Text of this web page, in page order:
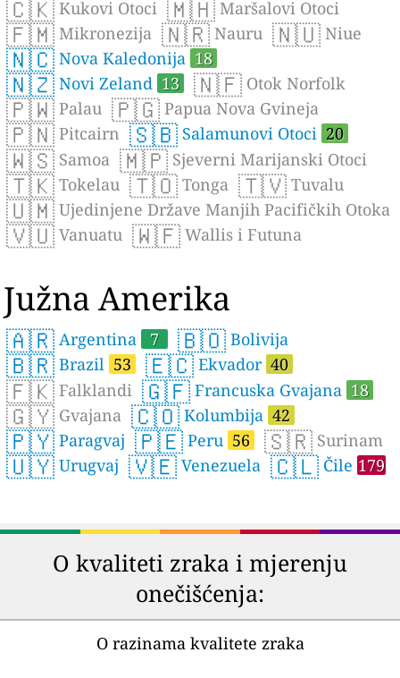
🇨🇰 Kukovi Otoci 🇲🇭 Maršalovi Otoci
🇫🇲 Mikronezija 🇳🇷 Nauru 🇳🇺 Niue
🇳🇨 Nova Kaledonija 18
🇳🇿 Novi Zeland 13 🇳🇫 Otok Norfolk
🇵🇼 Palau 🇵🇬 Papua Nova Gvineja
🇵🇳 Pitcairn 🇸🇧 Salamunovi Otoci 20
🇼🇸 Samoa 🇲🇵 Sjeverni Marijanski Otoci
🇹🇰 Tokelau 🇹🇴 Tonga 🇹🇻 Tuvalu
🇺🇲 Ujedinjene Države Manjih Pacifičkih Otoka
🇻🇺 Vanuatu 🇼🇫 Wallis i Futuna
Južna Amerika
🇦🇷 Argentina 7 🇧🇴 Bolivija
🇧🇷 Brazil 53 🇪🇨 Ekvador 40
🇫🇰 Falklandi 🇬🇫 Francuska Gvajana 18
🇬🇾 Gvajana 🇨🇴 Kolumbija 42
🇵🇾 Paragvaj 🇵🇪 Peru 56 🇸🇷 Surinam
🇺🇾 Urugvaj 🇻🇪 Venezuela 🇨🇱 Čile 179
O kvaliteti zraka i mjerenju
onečišćenja:
O razinama kvalitete zraka